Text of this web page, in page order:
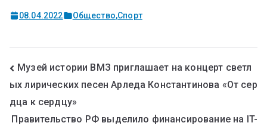
08.04.2022 Общество,Спорт
Музей истории ВМЗ приглашает на концерт светл
ых лирических песен Арледа Константинова «От сер
дца к сердцу»
Правительство РФ выделило финансирование на IT-